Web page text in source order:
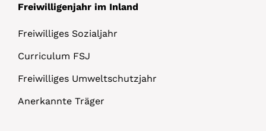
Freiwilligenjahr im Inland
Freiwilliges Sozialjahr
Curriculum FSJ
Freiwilliges Umweltschutzjahr
Anerkannte Träger